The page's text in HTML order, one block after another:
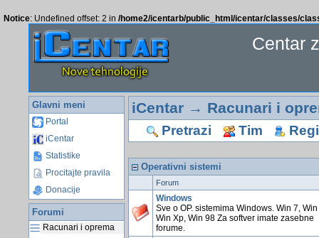
Notice: Undefined offset: 2 in /home2/icentarb/public_html/icentar/classes/
Centar
Glavni meni
Portal
iCentar
Statistike
Procitajte pravila
Donacije
Forumi
Racunari i oprema
iCentar→ Racunari i
Pretrazi Tim
Operativni sistemi
Forum
Windows
Sve o OP. sistemima Windows. Win 7,
Win Xp, Win 98 Za softver imate zasebne
forume.